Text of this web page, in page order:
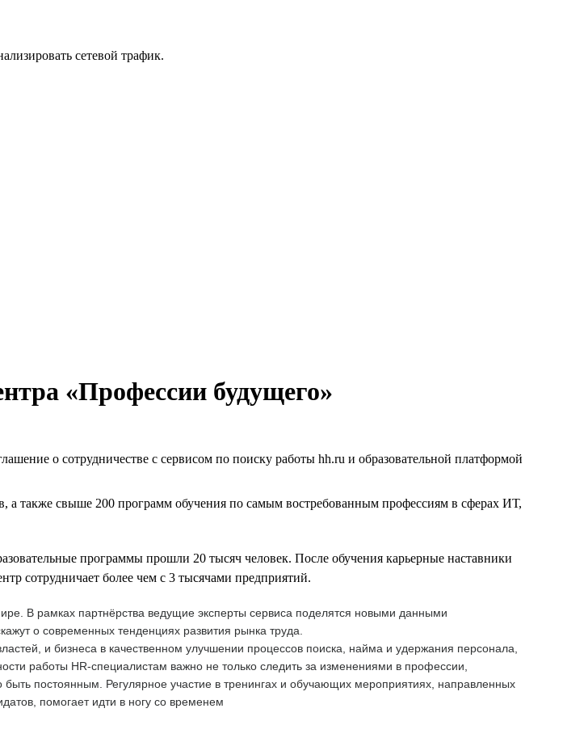
сетевой трафик.
«Профессии будущего»
о сотрудничестве с сервисом по поиску работы hh.ru и образовательной платформой
также свыше 200 программ обучения по самым востребованным профессиям в сферах ИТ,
программы прошли 20 тысяч человек. После обучения карьерные наставники
сотрудничает более чем с 3 тысячами предприятий.
В рамках партнёрства ведущие эксперты сервиса поделятся новыми данными
о современных тенденциях развития рынка труда.
и бизнеса в качественном улучшении процессов поиска, найма и удержания персонала,
работы HR-специалистам важно не только следить за изменениями в профессии,
постоянным. Регулярное участие в тренингах и обучающих мероприятиях, направленных
помогает идти в ногу со временем